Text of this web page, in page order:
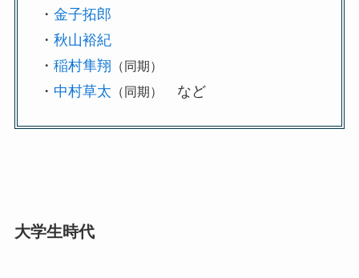
・ 金子拓郎
・ 秋山裕紀
・ 稲村隼翔 （同期）
・ 中村草太 （同期） など
大学生時代